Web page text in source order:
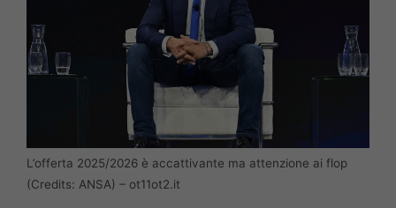
L’offerta 2025/2026 è accattivante ma attenzione ai flop
(Credits: ANSA) – ot11ot2.it